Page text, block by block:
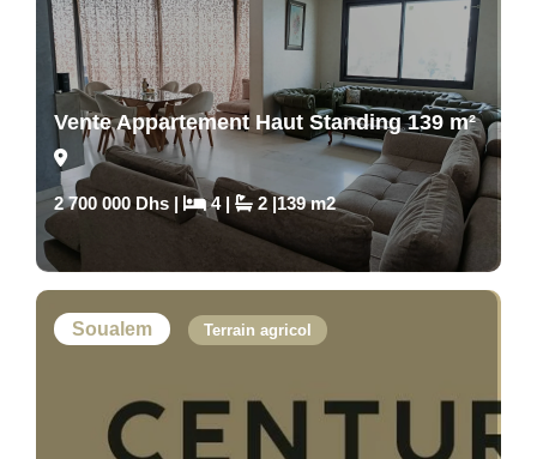
Vente Appartement Haut Standing 139 m²
2 700 000 Dhs | 4 | 2 |139 m2
Soualem Terrain agricol